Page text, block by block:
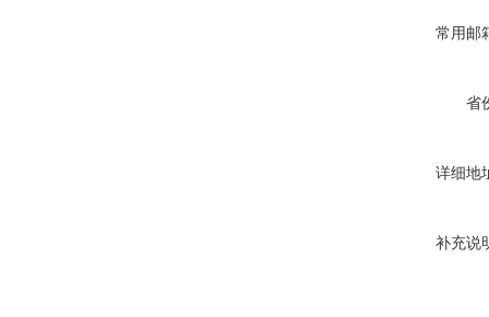
常用邮
省
详细地
补充说